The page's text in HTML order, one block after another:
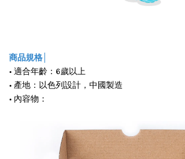
商品規格│
• 適合年齡：6歲以上
• 產地：以色列設計，中國製造
• 內容物：